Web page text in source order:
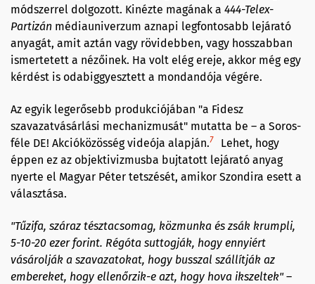
módszerrel dolgozott. Kinézte magának a 444-Telex-
Partizán médiauniverzum aznapi legfontosabb lejárató
anyagát, amit aztán vagy rövidebben, vagy hosszabban
ismertetett a nézőinek. Ha volt elég ereje, akkor még egy
kérdést is odabiggyesztett a mondandója végére.
Az egyik legerősebb produkciójában "a Fidesz
szavazatvásárlási mechanizmusát" mutatta be – a Soros-
féle DE! Akcióközösség videója alapján.7
Lehet, hogy
éppen ez az objektivizmusba bujtatott lejárató anyag
nyerte el Magyar Péter tetszését, amikor Szondira esett a
választása.
"Tűzifa, száraz tésztacsomag, közmunka és zsák krumpli,
5-10-20 ezer forint. Régóta suttogják, hogy ennyiért
vásárolják a szavazatokat, hogy busszal szállítják az
embereket, hogy ellenőrzik-e azt, hogy hova ikszeltek"–